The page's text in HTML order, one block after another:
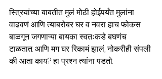
स्त्रियांच्या बाबतीत मुलं मोठी होईपर्यंत मुलांना
वाढवणं आणि त्याबरोबर घर व नवरा हाच फोकस
बाळगून जगणाऱ्या बायका स्वतःकडे बघणंच
टाळतात. आणि मग घर रिकामं झालं, नोकरीही संपली
की आता काय? हा प्रश्न त्यांना पडतो.